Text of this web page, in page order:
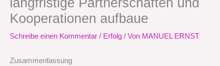
Kooperationen aufbaue
Schreibe einen Kommentar / Erfolg / Von MANUEL ERNST
Zusammenfassung